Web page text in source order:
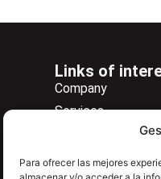
Para ofrecer las mejores
Links of
Company
Services
Newsletter